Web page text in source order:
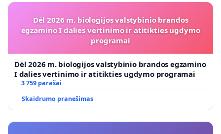
Dėl 2026 m. biologijos valstybinio brandos
egzamino I dalies vertinimo ir atitikties ugdymo
programai
Dėl 2026 m. biologijos valstybinio brandos egzamino
I dalies vertinimo ir atitikties ugdymo programai
3 759 parašai
Skaidrumo pranešimas